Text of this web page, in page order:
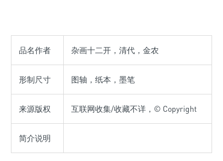
品名作者 杂画十二开，清代，金农
形制尺寸 图轴，纸本，墨笔
来源版权 互联网收集/收藏不详，© Copyright
简介说明